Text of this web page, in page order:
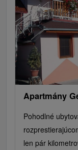
Apartmány
Pohodlné
len pár